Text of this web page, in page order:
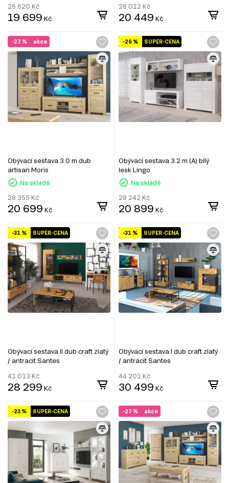
26 620 Kč
19 699 Kč
28 012 Kč
20 449 Kč
akce
-27 %
Obývací sestava 3.0 m dub
artisan Moris
Na skladě
28 355 Kč
20 699 Kč
SUPER-CENA
-26 %
Obývací sestava 3.2 m (A) bílý
lesk Lingo
Na skladě
28 242 Kč
20 899 Kč
SUPER-CENA
-31 %
Obývací sestava II dub craft zlatý
/ antracit Santes
41 013 Kč
28 299 Kč
SUPER-CENA
-31 %
Obývací sestava I dub craft zlatý
/ antracit Santes
44 201 Kč
30 499 Kč
SUPER-CENA
-23 % akce
-27 %